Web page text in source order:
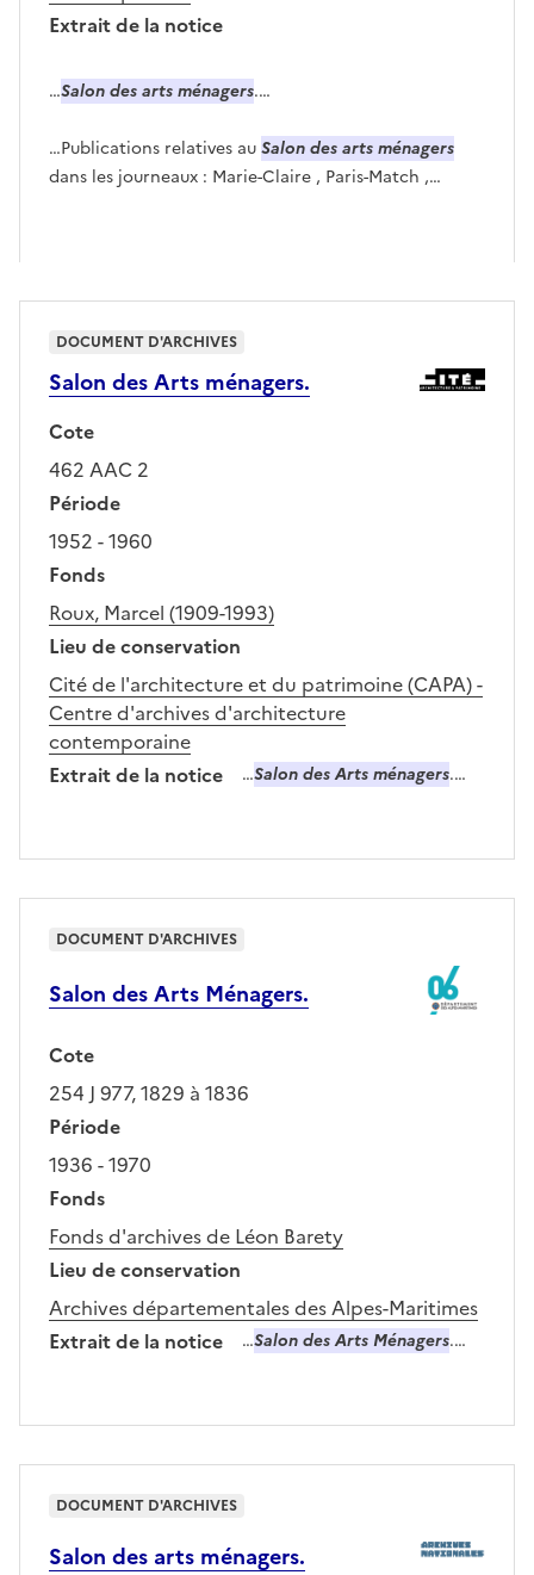
Extrait de la notice
…Salon des arts ménagers.…
…Publications relatives auSalon des arts ménagers
dans les journeaux : Marie-Claire , Paris-Match ,…
Salon des Arts ménagers.
Cote
462 AAC 2
Période
1952 - 1960
Fonds
Roux, Marcel (1909-1993)
Lieu de conservation
Cité de l'architecture et du patrimoine (CAPA) -
Centre d'archives d'architecture
contemporaine
Extrait de la notice
…Salon des Arts ménagers.…
DOCUMENT D'ARCHIVES
Salon des Arts Ménagers.
Cote
254 J 977, 1829 à 1836
Période
1936 - 1970
Fonds
Fonds d'archives de Léon Barety
Lieu de conservation
Archives départementales des Alpes-Maritimes
Extrait de la notice
…Salon des Arts Ménagers.…
DOCUMENT D'ARCHIVES
Salon des arts ménagers.
DOCUMENT D'ARCHIVES